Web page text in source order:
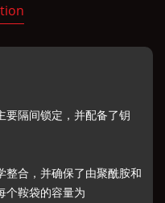
要隔间锁定，并配备了钥
整合，并确保了由聚酰胺和
个鞍袋的容量为